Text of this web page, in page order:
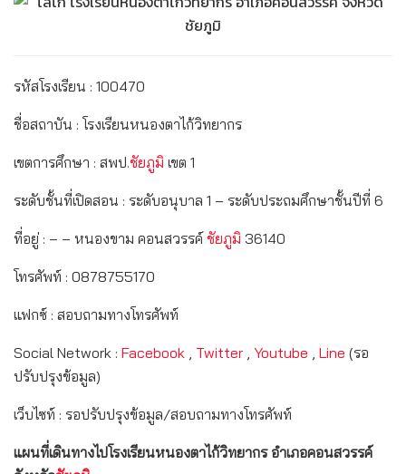
รหัสโรงเรียน : 100470
ชื่อสถาบัน : โรงเรียนหนองตาไก้วิทยากร
เขตการศึกษา : สพป.ชัยภูมิ เขต 1
ระดับชั้นที่เปิดสอน : ระดับอนุบาล 1 – ระดับประถมศึกษาชั้นปีที่ 6
ที่อยู่ : – – หนองขาม คอนสวรรค์ชัยภูมิ 36140
โทรศัพท์ : 0878755170
แฟกซ์ : สอบถามทางโทรศัพท์
Social Network : Facebook Twitter Youtube Line (รอ
ปรับปรุงข้อมูล)
เว็บไซท์ : รอปรับปรุงข้อมูล/สอบถามทางโทรศัพท์
แผนที่เดินทางไปโรงเรียนหนองตาไก้วิทยากร อำเภอคอนสวรรค์